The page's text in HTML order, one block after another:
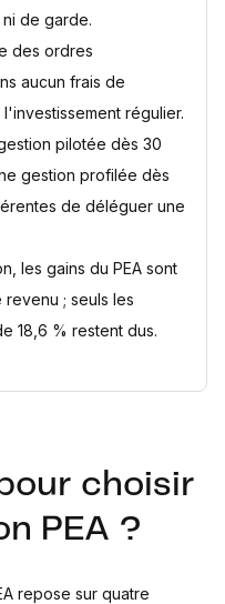
son PEA ?
de garde.
des ordres
aucun frais de
régulier.
pilotée dès 30
gestion profilée dès
de déléguer une
les gains du PEA sont
; seuls les
18,6 % restent dus.
choisir
PEA ?
repose sur quatre